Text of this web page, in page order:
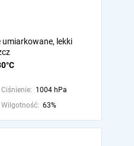
lekki
Ciśnienie: 1004 hPa
Wilgotność: 63%